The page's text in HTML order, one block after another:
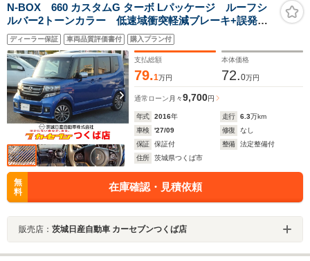
N-BOX 660 カスタムG ターボ Lパッケージ ルーフシ
ルバー2トーンカラー 低速域衝突軽減ブレーキ+誤発進
抑制機能 プラズマクラスターエアコン ディスチャー
ジヘッドライトLEDフォグライト+LEDポジションランプ
+フォグライトガーニッシュ Rカメ
ディーラー保証 車両品質評価書付 購入プラン付
支払総額
79.1万円
本体価格
72.0万円
通常ローン 月々9,700円
年式 2016年 走行 6.3万km
車検
'27/09 修復
なし
保証
保証付 整備
法定整備付
住所
茨城県つくば市
無
料
在庫確認・見積依頼
販売店： 茨城日産自動車 カーセブンつくば店